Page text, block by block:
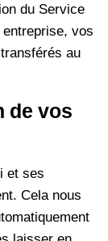
du Service
vos
au
de vos
et ses
Cela nous